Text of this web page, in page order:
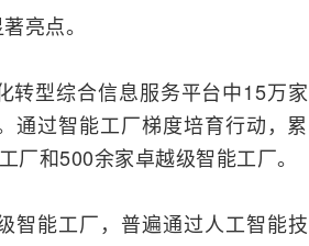
亮点。
转型综合信息服务平台中15万家
通过智能工厂梯度培育行动，累
和500余家卓越级智能工厂。
智能工厂，普遍通过人工智能技